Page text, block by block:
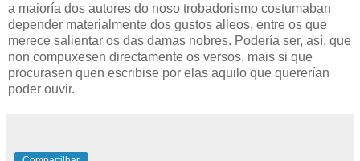
a maioría dos autores do noso trobadorismo costumaban
depender materialmente dos gustos alleos, entre os que
merece salientar os das damas nobres. Podería ser, así, que
non compuxesen directamente os versos, mais si que
procurasen quen escribise por elas aquilo que quererían
poder ouvir.